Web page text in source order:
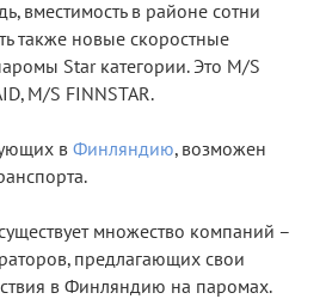
вместимость в районе сотни
также новые скоростные
Star категории. Это M/S
M/S FINNSTAR.
в Финляндию, возможен
множество компаний –
предлагающих свои
в Финляндию на паромах.